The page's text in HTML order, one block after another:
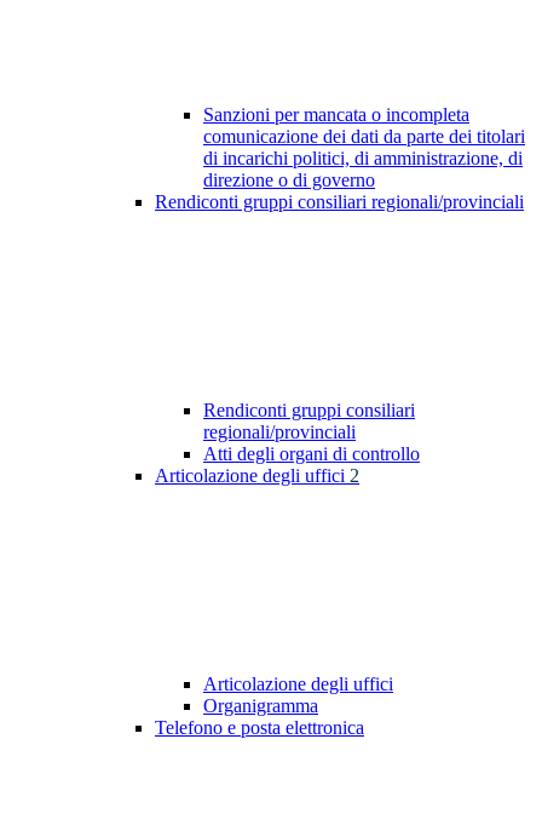
Sanzioni per mancata o incompleta
comunicazione dei dati da parte dei titolari
di incarichi politici, di amministrazione, di
direzione o di governo
Rendiconti gruppi consiliari regionali/provinciali
Rendiconti gruppi consiliari
regionali/provinciali
Atti degli organi di controllo
Articolazione degli uffici 2
Articolazione degli uffici
Organigramma
Telefono e posta elettronica